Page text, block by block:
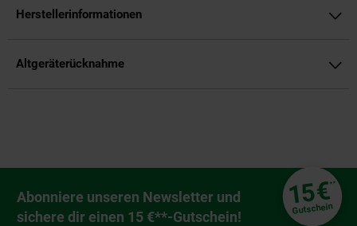
Herstellerinformationen
Altgeräterücknahme
Newsletter Anmeldung
Abonniere unseren Newsletter und
sichere dir einen 15 €**-Gutschein!
15€**
Gutschein